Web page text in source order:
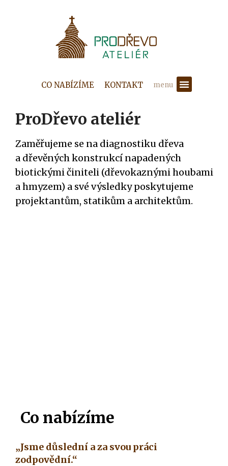
CO NABÍZÍME KONTAKT menu
ProDřevo ateliér
Zaměřujeme se na diagnostiku dřeva
a dřevěných konstrukcí napadených
biotickými činiteli (dřevokaznými houbami
a hmyzem) a své výsledky poskytujeme
projektantům, statikům a architektům.
Co nabízíme
„Jsme důslední a za svou práci
zodpovědní.“